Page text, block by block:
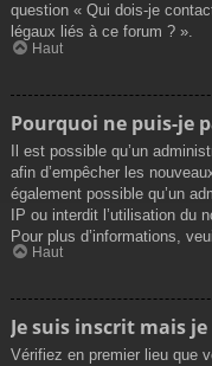
question « Qui dois-je
légaux liés à ce forum ? ».
Haut
Pourquoi ne puis-je
Il est possible qu’un
afin d’empêcher les
également possible qu’un
IP ou interdit l’utilisation du
Pour plus d’informations,
Haut
Je suis inscrit mais
Vérifiez en premier lieu que